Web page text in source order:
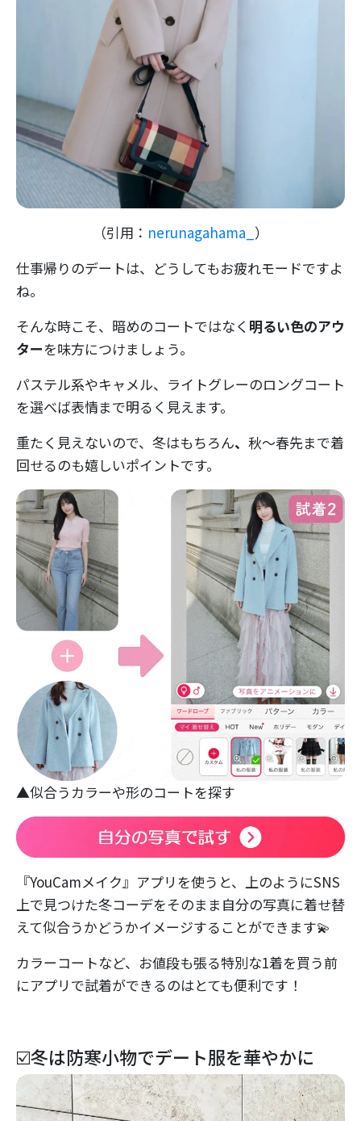
（引用： nerunagahama_ ）
仕事帰りのデートは、どうしてもお疲れモードですよ
ね。
そんな時こそ、暗めのコートではなく 明るい色のアウ
ターを味方につけましょう。
パステル系やキャメル、ライトグレーのロングコート
を選べば表情まで明るく見えます。
重たく見えないので、冬はもちろん、 秋～春先まで着
回せるのも嬉しいポイントです。
▲似合うカラーや形のコートを探す
『YouCamメイク』アプリを使うと、上のようにSNS
上で見つけた冬コーデをそのまま自分の写真に着せ替
えて似合うかどうかイメージすることができます💫
カラーコートなど、お値段も張る特別な1着を買う前
にアプリで試着ができるのはとても便利です！
☑️冬は防寒小物でデート服を華やかに